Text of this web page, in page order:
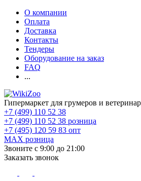
О компании
Оплата
Доставка
Контакты
Тендеры
Оборудование на заказ
FAQ
...
Гипермаркет для грумеров и
+7 (499) 110 52 38
+7 (499) 110 52 38 розница
+7 (495) 120 59 83 опт
MAX розница
Звоните с 9:00 до 21:00
Заказать звонок